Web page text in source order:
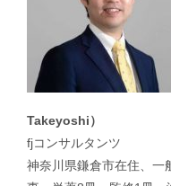
Takeyoshi）
fjコンサルタンツ
神奈川県鎌倉市在住、一